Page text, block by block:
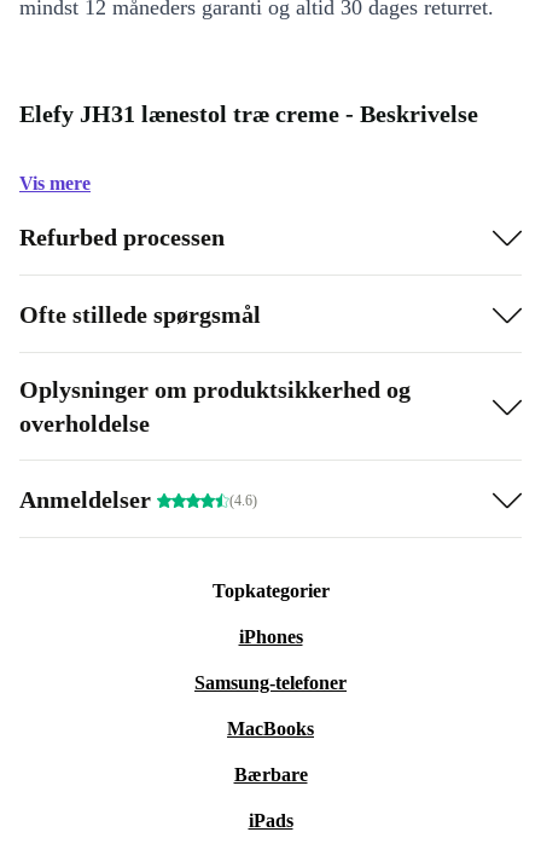
mindst 12 måneders garanti og altid 30 dages returret.
Elefy JH31 lænestol træ creme - Beskrivelse
Vis mere
Refurbed processen
Ofte stillede spørgsmål
Oplysninger om produktsikkerhed og
overholdelse
Anmeldelser (4.6)
Topkategorier
iPhones
Samsung-telefoner
MacBooks
Bærbare
iPads